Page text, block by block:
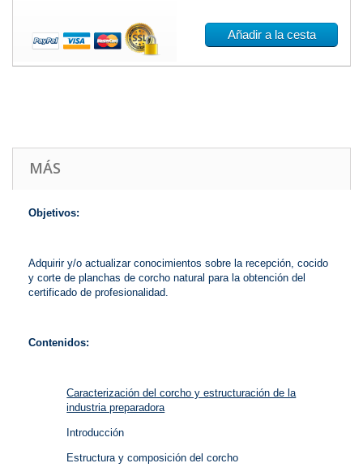
Añadir a la cesta
MÁS
Objetivos:
Adquirir y/o actualizar conocimientos sobre la recepción, cocido
y corte de planchas de corcho natural para la obtención del
certificado de profesionalidad.
Contenidos:
Caracterización del corcho y estructuración de la
industria preparadora
Introducción
Estructura y composición del corcho